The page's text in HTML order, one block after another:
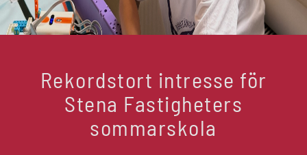
Rekordstort intresse för
Stena Fastigheters
sommarskola